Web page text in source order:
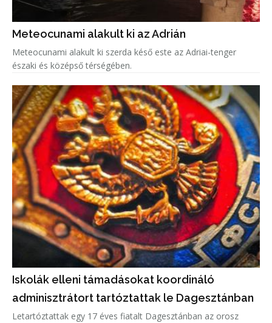
Meteocunami alakult ki az Adrián
Meteocunami alakult ki szerda késő este az Adriai-tenger
északi és középső térségében.
Iskolák elleni támadásokat koordináló
adminisztrátort tartóztattak le Dagesztánban
Letartóztattak egy 17 éves fiatalt Dagesztánban az orosz